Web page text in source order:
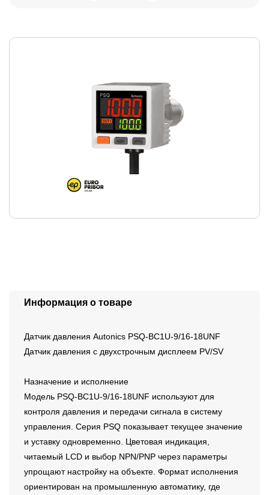
Информация о товаре
Датчик давления Autonics PSQ-BC1U-9/16-18UNF
Датчик давления с двухстрочным дисплеем PV/SV
Назначение и исполнение
Модель PSQ-BC1U-9/16-18UNF используют для
контроля давления и передачи сигнала в систему
управления. Серия PSQ показывает текущее значение
и уставку одновременно. Цветовая индикация,
читаемый LCD и выбор NPN/PNP через параметры
упрощают настройку на объекте. Формат исполнения
ориентирован на промышленную автоматику, где